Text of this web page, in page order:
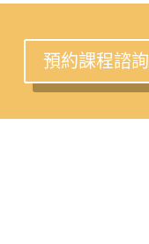
預約課程諮詢